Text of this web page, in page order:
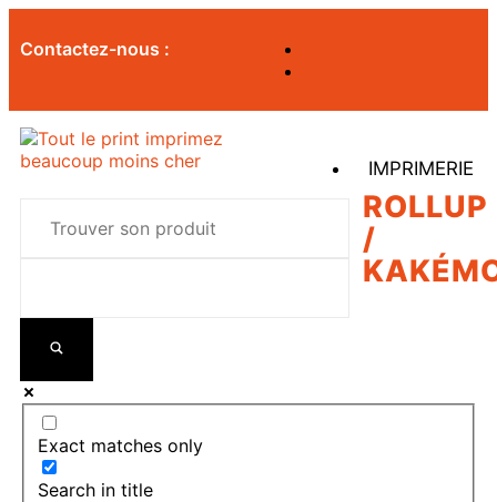
Contactez-nous :
IMPRIMERIE
ROLLUP
/
Exact matches only
Search in title